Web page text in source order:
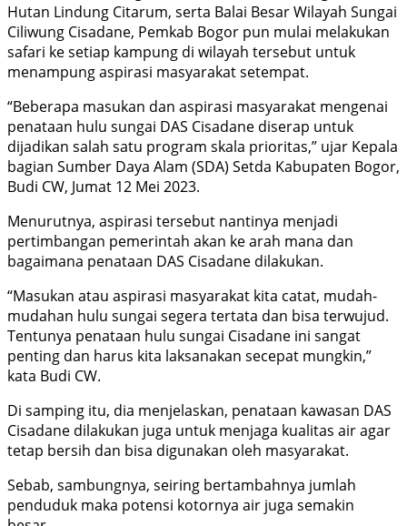
Hutan Lindung Citarum, serta Balai Besar Wilayah Sungai
Ciliwung Cisadane, Pemkab Bogor pun mulai melakukan
safari ke setiap kampung di wilayah tersebut untuk
menampung aspirasi masyarakat setempat.
“Beberapa masukan dan aspirasi masyarakat mengenai
penataan hulu sungai DAS Cisadane diserap untuk
dijadikan salah satu program skala prioritas,” ujar Kepala
bagian Sumber Daya Alam (SDA) Setda Kabupaten Bogor,
Budi CW, Jumat 12 Mei 2023.
Menurutnya, aspirasi tersebut nantinya menjadi
pertimbangan pemerintah akan ke arah mana dan
bagaimana penataan DAS Cisadane dilakukan.
“Masukan atau aspirasi masyarakat kita catat, mudah-
mudahan hulu sungai segera tertata dan bisa terwujud.
Tentunya penataan hulu sungai Cisadane ini sangat
penting dan harus kita laksanakan secepat mungkin,”
kata Budi CW.
Di samping itu, dia menjelaskan, penataan kawasan DAS
Cisadane dilakukan juga untuk menjaga kualitas air agar
tetap bersih dan bisa digunakan oleh masyarakat.
Sebab, sambungnya, seiring bertambahnya jumlah
penduduk maka potensi kotornya air juga semakin